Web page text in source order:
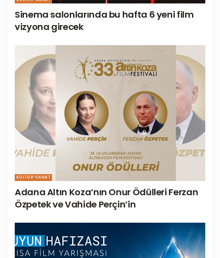
Sinema salonlarında bu hafta 6 yeni film
vizyona girecek
KÜLTÜR-SANAT
Adana Altın Koza’nın Onur Ödülleri Ferzan
Özpetek ve Vahide Perçin’in